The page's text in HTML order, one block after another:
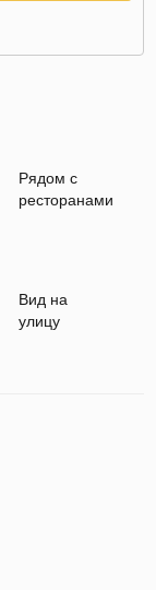
Рядом с
ресторанами
Вид на
улицу